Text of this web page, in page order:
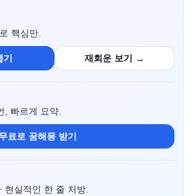
핵심만.
재회운 보기 →
, 빠르게 요약.
무료로 꿈해몽 받기
현실적인 한 줄 처방.